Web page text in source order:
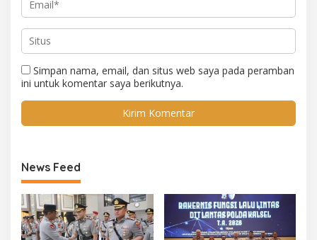
Simpan nama, email, dan situs web saya pada peramban
ini untuk komentar saya berikutnya.
News Feed